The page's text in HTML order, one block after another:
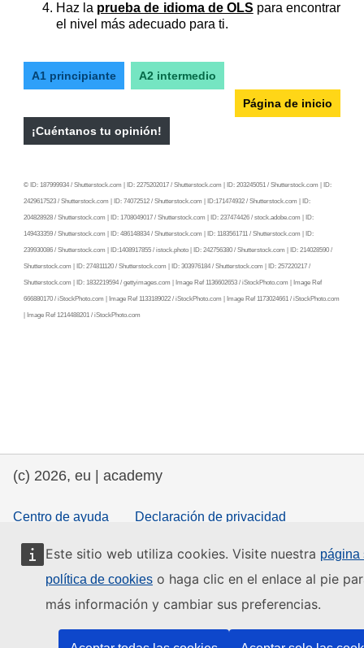
Este sitio web utiliza cookies. Visite nuestra página
política de cookies o haga clic en el enlace al pie
más información y cambiar sus preferencias.
Haz la prueba de idioma de OLS para encontrar
el nivel más adecuado para ti.
A1 principiante A2 intermedio
Página de inicio
¡Cuéntanos tu opinión!
© ID: 187999934 / Shutterstock.com | ID: 2275202017 / Shutterstock.com | ID: 203245051 / Shutterstock.com | ID:
2429617523 / Shutterstock.com | ID: 74072512 / Shutterstock.com | ID:171474932 / Shutterstock.com | ID:
204828928 / Shutterstock.com | ID: 1708049017 / Shutterstock.com | ID: 237474426 / stock.adobe.com | ID:
149433359 / Shutterstock.com | ID: 486148834 / Shutterstock.com | ID: 1183561711 / Shutterstock.com | ID:
239930086 / Shutterstock.com | ID:1408917855 / istock.photo | ID: 242756380 / Shutterstock.com | ID: 214028590 /
Shutterstock.com | ID: 274811120 / Shutterstock.com | ID: 303976184 / Shutterstock.com | ID: 257220217 /
Shutterstock.com | ID: 1832219594 / gettyimages.com | Image Ref 1136602653 / iStockPhoto.com | Image Ref
666880170 / iStockPhoto.com | Image Ref 1133189022 / iStockPhoto.com | Image Ref 1173024661 / iStockPhoto.com
| Image Ref 1214488201 / iStockPhoto.com
(c) 2026, eu | academy
Centro de ayuda Declaración de privacidad
Declaración de accesibilidad
Contact the EU